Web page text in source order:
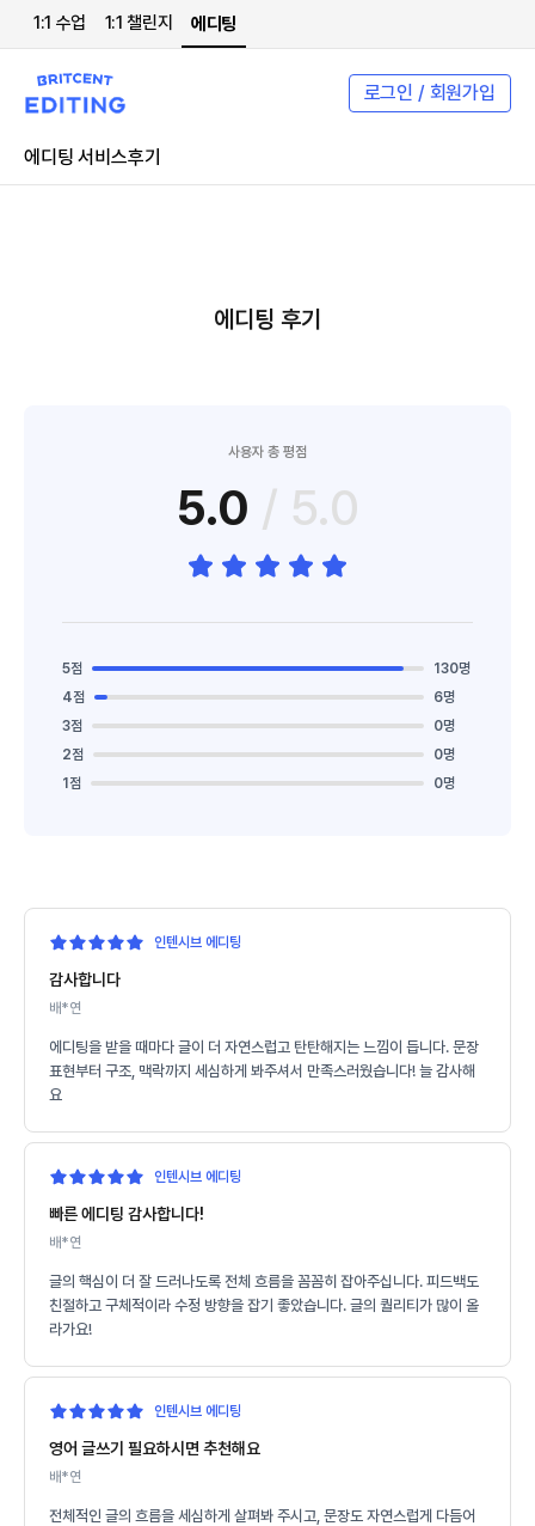
1:1 수업 1:1 챌린지 에디팅
로그인 / 회원가입
에디팅 서비스후기
에디팅 후기
사용자 총 평점
5.0 / 5.0
5점
130명
4점
6명
3점
0명
2점
0명
1점
0명
인텐시브 에디팅
감사합니다
배*연
에디팅을 받을 때마다 글이 더 자연스럽고 탄탄해지는 느낌이 듭니다. 문장
표현부터 구조, 맥락까지 세심하게 봐주셔서 만족스러웠습니다! 늘 감사해
요
인텐시브 에디팅
빠른 에디팅 감사합니다!
배*연
글의 핵심이 더 잘 드러나도록 전체 흐름을 꼼꼼히 잡아주십니다. 피드백도
친절하고 구체적이라 수정 방향을 잡기 좋았습니다. 글의 퀄리티가 많이 올
라가요!
인텐시브 에디팅
영어 글쓰기 필요하시면 추천해요
배*연
전체적인 글의 흐름을 세심하게 살펴봐 주시고, 문장도 자연스럽게 다듬어